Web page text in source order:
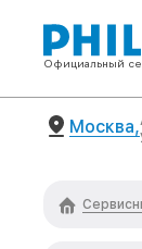
Официальный
Москва,